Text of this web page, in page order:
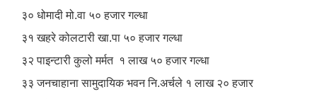
३० धोमादी मो.वा ५० हजार गल्धा
३१ खहरे कोलटारी खा.पा ५० हजार गल्धा
३२ पाइन्टारी कुलो मर्मत १ लाख ५० हजार गल्धा
३३ जनचाहाना सामुदायिक भवन नि.अर्चले १ लाख २० हजार